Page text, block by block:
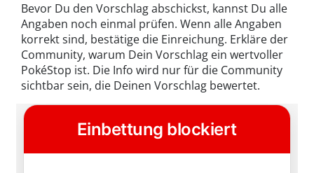
Bevor Du den Vorschlag abschickst, kannst Du alle
Angaben noch einmal prüfen. Wenn alle Angaben
korrekt sind, bestätige die Einreichung. Erkläre der
Community, warum Dein Vorschlag ein wertvoller
PokéStop ist. Die Info wird nur für die Community
sichtbar sein, die Deinen Vorschlag bewertet.